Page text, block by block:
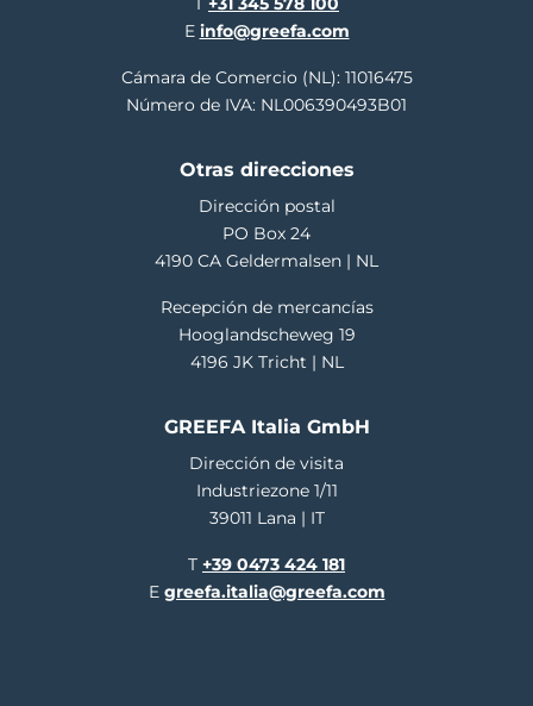
E info@greefa.com
Cámara de Comercio (NL): 11016475
Número de IVA: NL006390493B01
Otras direcciones
Dirección postal
PO Box 24
4190 CA Geldermalsen | NL
Recepción de mercancías
Hooglandscheweg 19
4196 JK Tricht | NL
GREEFA Italia GmbH
Dirección de visita
Industriezone 1/11
39011 Lana | IT
T +39 0473 424 181
E greefa.italia@greefa.com